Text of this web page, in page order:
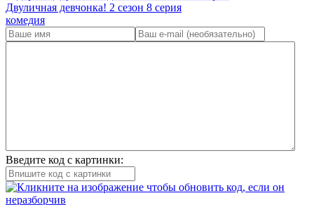
Двуличная девчонка! 2 сезон 8 серия
комедия
Введите код с картинки: